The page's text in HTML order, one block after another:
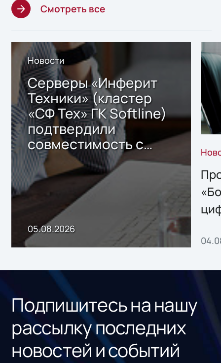
Смотреть все
Новости
Серверы «Инферит
Техники» (кластер
«СФ Тех» ГК Softline)
подтвердили
совместимость с
решением Sharx
Storage 2.x для
хранения данных
05.08.2026
Подпишитесь на нашу
рассылку последних
новостей и событий